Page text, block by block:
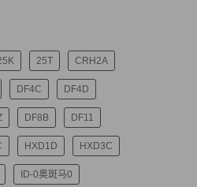
25T CRH2A
DF4C DF4D
DF8B DF11
HXD1D HXD3C
ID-0奥斑马0